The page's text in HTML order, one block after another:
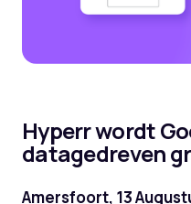
Hyperr wordt
datagedreven
Amersfoort, 13